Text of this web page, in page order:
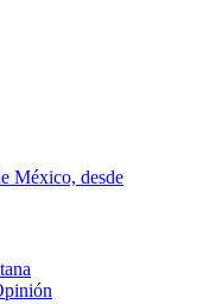
México, desde